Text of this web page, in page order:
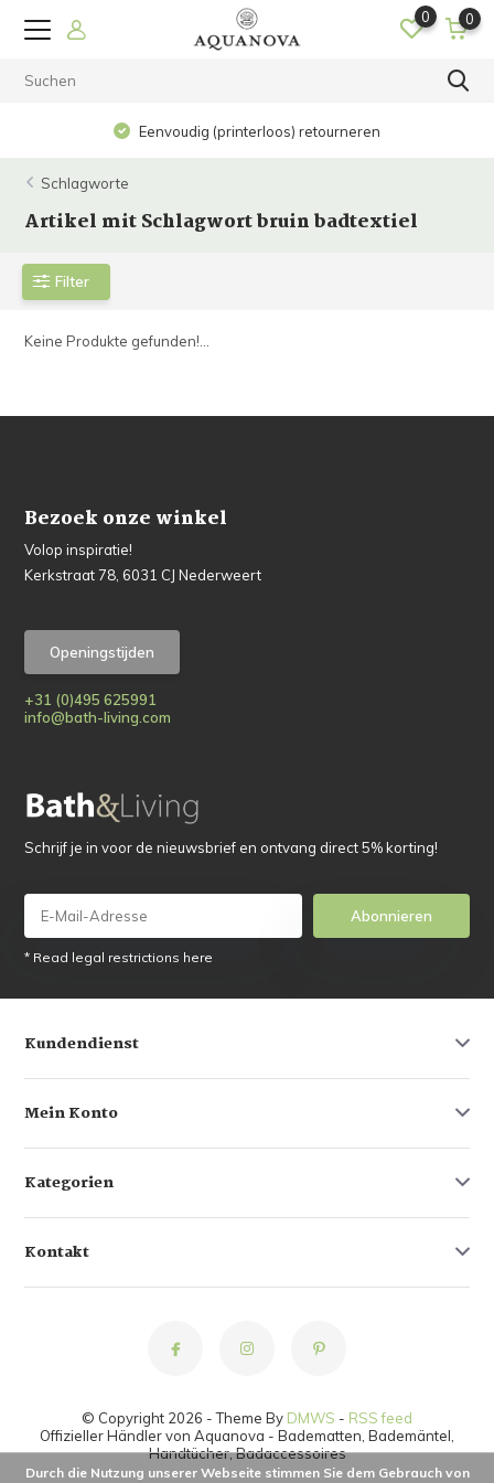
0 0
Eenvoudig (printerloos) retourneren
Schlagworte
Artikel mit Schlagwort bruin badtextiel
Filter
Keine Produkte gefunden!...
Bezoek onze winkel
Volop inspiratie!
Kerkstraat 78, 6031 CJ Nederweert
Openingstijden
+31 (0)495 625991
info@bath-living.com
Schrijf je in voor de nieuwsbrief en ontvang direct 5% korting!
Abonnieren
* Read legal restrictions here
Kundendienst
Mein Konto
Kategorien
Kontakt
© Copyright 2026 - Theme By DMWS - RSS feed
Offizieller Händler von Aquanova - Badematten, Bademäntel,
Handtücher, Badaccessoires
Durch die Nutzung unserer Webseite stimmen Sie dem Gebrauch von